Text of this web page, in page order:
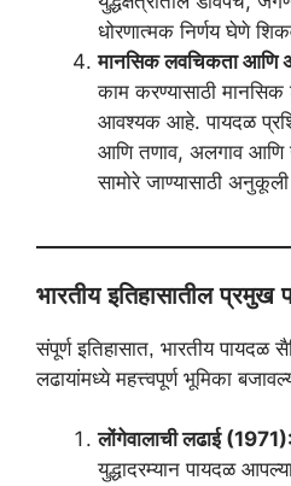
धोरणात्मक निर्णय घेणे
मानसिक लवचिकता आणि
काम करण्यासाठी
आवश्यक आहे. पायदळ
आणि तणाव, अलगाव आणि
सामोरे जाण्यासाठी
भारतीय इतिहासातील प्रमुख
संपूर्ण इतिहासात, भारतीय पायदळ
लढायांमध्ये महत्त्वपूर्ण भूमिका
लोंगेवालाची लढाई (1971):
युद्धादरम्यान पायदळ